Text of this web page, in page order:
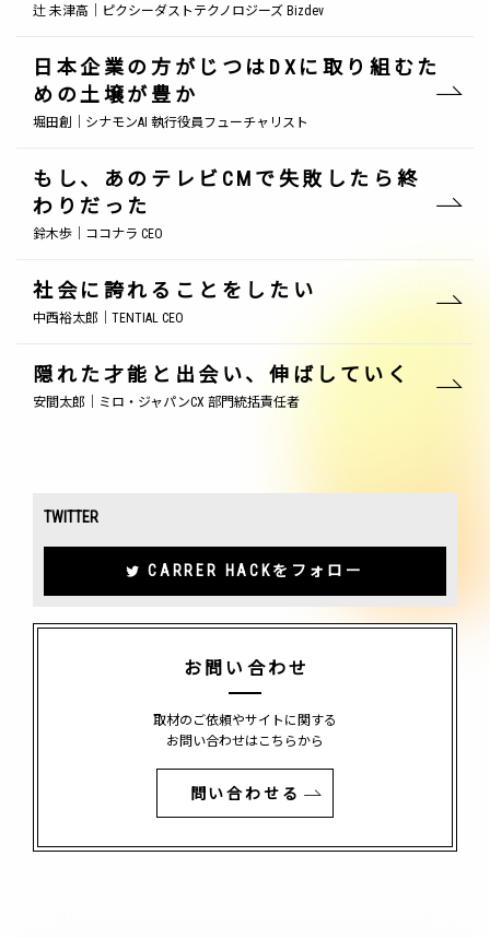
辻 未津高｜ピクシーダストテクノロジーズ Bizdev
日本企業の方がじつはDXに取り組むた
めの土壌が豊か
堀田創｜シナモンAI 執行役員フューチャリスト
もし、あのテレビCMで失敗したら終
わりだった
鈴木歩｜ココナラ CEO
社会に誇れることをしたい
中西裕太郎｜TENTIAL CEO
隠れた才能と出会い、伸ばしていく
安間太郎｜ミロ・ジャパンCX 部門統括責任者
TWITTER
CARRER HACKをフォロー
お問い合わせ
取材のご依頼やサイトに関する
お問い合わせはこちらから
問い合わせる